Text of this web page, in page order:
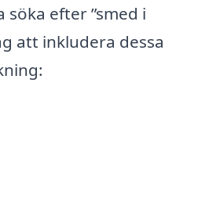
efter ”smed i
att inkludera dessa